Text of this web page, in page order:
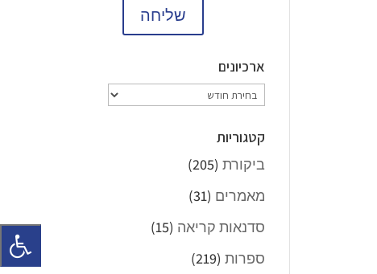
שליחה
ארכיונים
ארכיונים
קטגוריות
ביקורת (205)
מאמרים (31)
סדנאות קריאה (15)
ספרות (219)